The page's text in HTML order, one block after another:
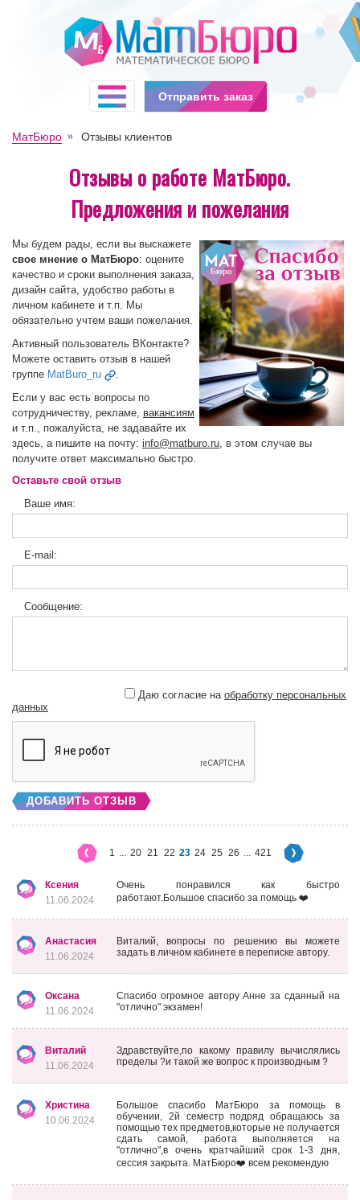
МатБюро Отзывы клиентов
Отзывы о работе МатБюро.
Предложения и пожелания
Мы будем рады, если вы выскажете
свое мнение о МатБюро: оцените
качество и сроки выполнения заказа,
дизайн сайта, удобство работы в
личном кабинете и т.п. Мы
обязательно учтем ваши пожелания.
Активный пользователь ВКонтакте?
Можете оставить отзыв в нашей
группе MatBuro_ru
.
Если у вас есть вопросы по
сотрудничеству, рекламе, вакансиям
и т.п., пожалуйста, не задавайте их
здесь, а пишите на почту: info@matburo.ru, в этом случае вы
получите ответ максимально быстро.
Оставьте свой отзыв
Ваше имя:
E-mail:
Сообщение:
Даю согласие на обработку персональных
данных
ДОБАВИТЬ ОТЗЫВ
1 ... 20 21 22 23 24 25 26 ... 421
Ксения
11.06.2024
Очень понравился как быстро
работают.Большое спасибо за помощь ❤️
Анастасия
11.06.2024
Виталий, вопросы по решению вы можете
задать в личном кабинете в переписке автору.
Оксана
11.06.2024
Спасибо огромное автору Анне за сданный на
"отлично" экзамен!
Виталий
11.06.2024
Здравствуйте,по какому правилу вычислялись
пределы ?и такой же вопрос к производным ?
Христина
10.06.2024
Большое спасибо МатБюро за помощь в
обучении, 2й семестр подряд обращаюсь за
помощью тех предметов,которые не получается
сдать самой, работа выполняется на
"отлично",в очень кратчайший срок 1-3 дня,
сессия закрыта. МатБюро❤️ всем рекомендую
Отправить заказ